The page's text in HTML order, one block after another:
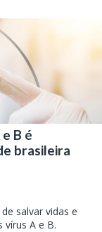
B é
brasileira
salvar vidas e
vírus A e B.